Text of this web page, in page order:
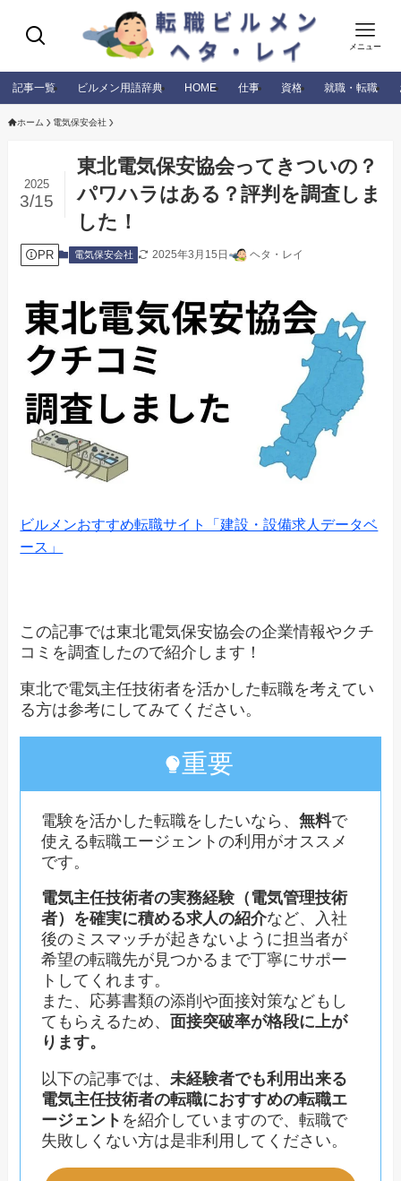
メニュー
記事一覧 ビルメン用語辞典 HOME 仕事 資格 就職・転職
ホーム 電気保安会社
東北電気保安協会ってきついの？
パワハラはある？評判を調査しま
した！
2025
3/15
PR 電気保安会社 2025年3月15日 ヘタ・レイ
ビルメンおすすめ転職サイト「建設・設備求人データベ
ース」
この記事では東北電気保安協会の企業情報やクチ
コミを調査したので紹介します！
東北で電気主任技術者を活かした転職を考えてい
る方は参考にしてみてください。
重要
電験を活かした転職をしたいなら、 無料で
使える転職エージェントの利用がオススメ
です。
電気主任技術者の実務経験（電気管理技術
者）を確実に積める求人の紹介など、入社
後のミスマッチが起きないように担当者が
希望の転職先が見つかるまで丁寧にサポー
トしてくれます。
また、応募書類の添削や面接対策などもし
てもらえるため、 面接突破率が格段に上が
ります。
以下の記事では、 未経験者でも利用出来る
電気主任技術者の転職におすすめの転職エ
ージェント を紹介していますので、転職で
失敗しくない方は是非利用してください。